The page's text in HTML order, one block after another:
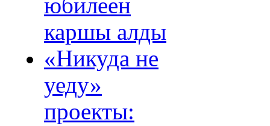
юбилеен
каршы алды
«Никуда не
уеду»
проекты: